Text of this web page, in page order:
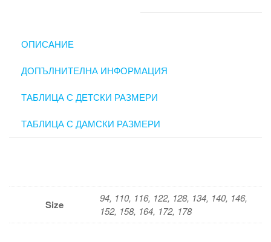
ОПИСАНИЕ
ДОПЪЛНИТЕЛНА ИНФОРМАЦИЯ
ТАБЛИЦА С ДЕТСКИ РАЗМЕРИ
ТАБЛИЦА С ДАМСКИ РАЗМЕРИ
Size
94, 110, 116, 122, 128, 134, 140, 146,
152, 158, 164, 172, 178